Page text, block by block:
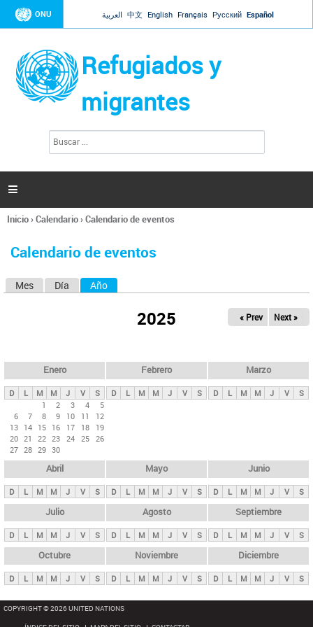
Jump to navigation
ONU العربية 中文 English Français Русский Español
Refugiados y
migrantes
l
d
s

Se
usted
Inicio›Calendario›Calendario de eventos
Calendario de eventos
s
p
n
i
p
a
l
s
Mes Día Año
2025 « Prev Next »
Enero
D L M M J V
S
1
2 3 4
5
6
7 8 9 10 11
12
13 14 15 16 17 18
19
20 21 22 23 24 25 26
27 28 29 30
Febrero
D L M M J V S
Marzo
D L M M J V S
Abril
D L M M J V S
Mayo
D L M M J V S
Junio
D L M M J V S
Julio
D L M M J V S
Agosto
D L M M J V S
Septiembre
D L M M J V S
Octubre
D L M M J V S
Noviembre
D L M M J V S
Diciembre
D L M M J V S
COPYRIGHT © 2026 UNITED NATIONS